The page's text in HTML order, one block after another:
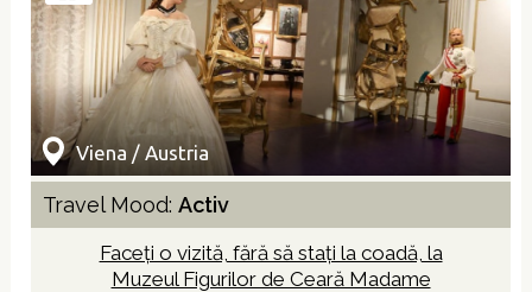
Viena / Austria
Travel Mood:Activ
Faceți o vizită, fără să stați la coadă, la
Muzeul Figurilor de Ceară Madame